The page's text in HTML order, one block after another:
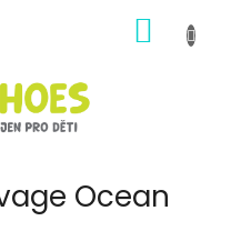
KOŠÍK
Ocean